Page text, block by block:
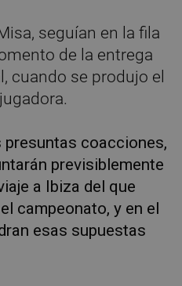
seguían en la fila
de la entrega
cuando se produjo el
presuntas coacciones,
previsiblemente
a Ibiza del que
campeonato, y en el
esas supuestas